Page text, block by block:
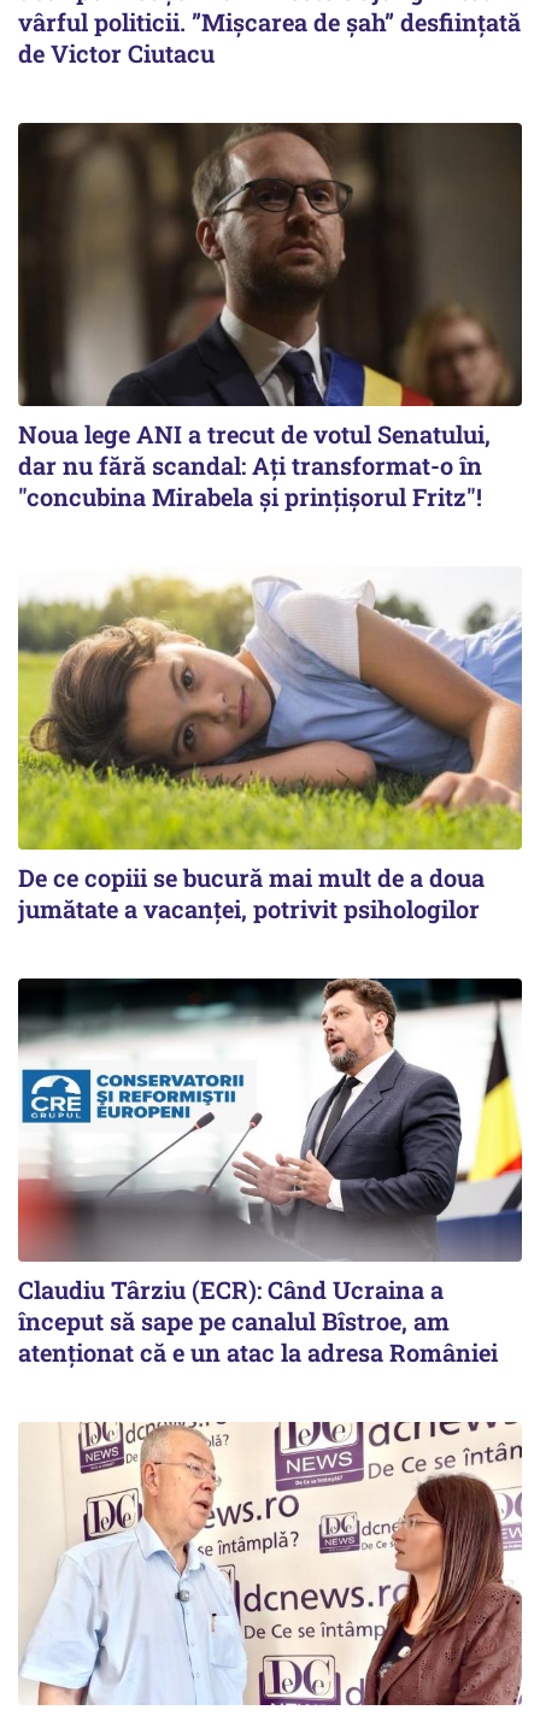
vârful politicii. ”Mișcarea de șah” desființată
de Victor Ciutacu
Noua lege ANI a trecut de votul Senatului,
dar nu fără scandal: Ați transformat-o în
"concubina Mirabela şi prinţişorul Fritz"!
De ce copiii se bucură mai mult de a doua
jumătate a vacanței, potrivit psihologilor
Claudiu Târziu (ECR): Când Ucraina a
început să sape pe canalul Bîstroe, am
atenționat că e un atac la adresa României